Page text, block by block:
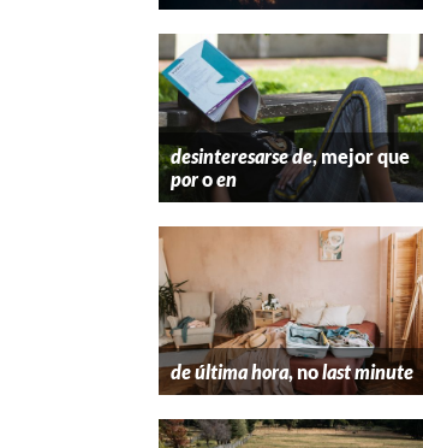
desinteresarse de, mejor que
poroen
de última hora, nolast minute